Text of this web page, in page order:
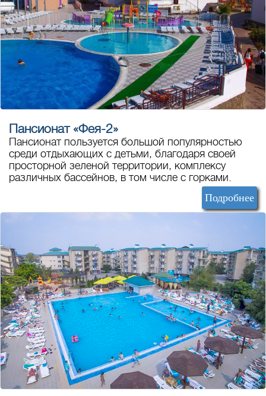
Пансионат «Фея-2»
Пансионат пользуется большой популярностью
среди отдыхающих с детьми, благодаря своей
просторной зеленой территории, комплексу
различных бассейнов, в том числе с горками.
Подробнее